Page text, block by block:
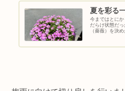
夏を彩る
今まではとに
だらけ状態だ
（薔薇）を決
雑木とか何年